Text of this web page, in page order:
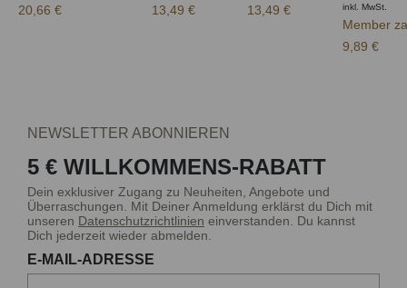
20,66 €
13,49 €
13,49 €
inkl. MwSt.
Member
9,89 €
NEWSLETTER ABONNIEREN
5 € WILLKOMMENS-RABATT
Dein exklusiver Zugang zu Neuheiten, Angebote und
Überraschungen. Mit Deiner Anmeldung erklärst du Dich mit
unseren Datenschutzrichtlinien einverstanden. Du kannst
Dich jederzeit wieder abmelden.
E-MAIL-ADRESSE